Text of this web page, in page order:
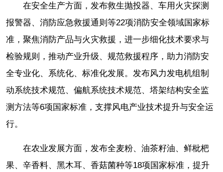
在安全生产方面，发布救生抛投器、车用火灾探测
报警器、消防应急救援通则等22项消防安全领域国家标
准，聚焦消防产品与火灾救援，进一步细化技术要求与
检验规则，推动产业升级、规范救援程序，助力消防安
全专业化、系统化、标准化发展。发布风力发电机组制
动系统技术规范、偏航系统技术规范、塔架结构安全监
测方法等6项国家标准，支撑风电产业技术提升与安全运
行。
在农业发展方面，发布全麦粉、油茶籽油、鲜枇杷
果、辛香料、黑木耳、香菇菌种等18项国家标准，提升